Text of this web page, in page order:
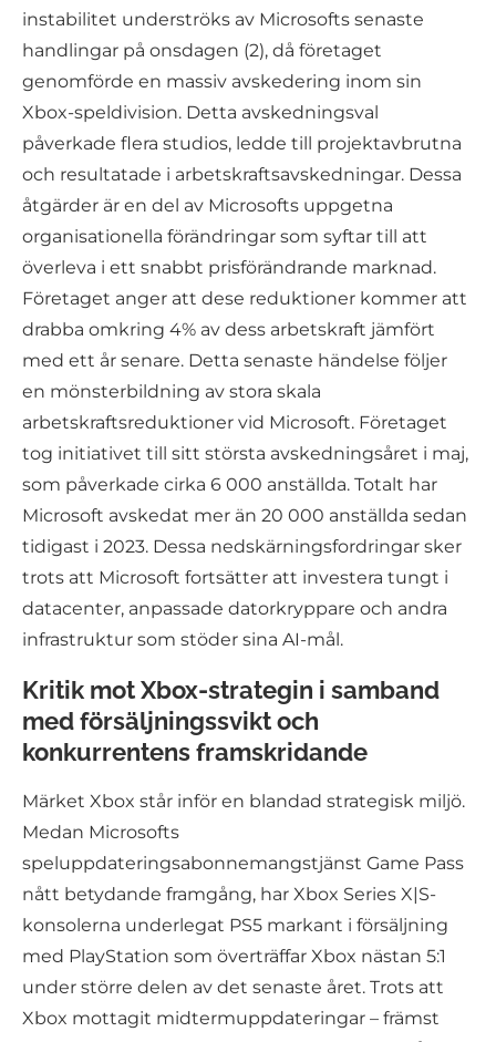
instabilitet underströks av Microsofts senaste
handlingar på onsdagen (2), då företaget
genomförde en massiv avskedering inom sin
Xbox-speldivision. Detta avskedningsval
påverkade flera studios, ledde till projektavbrutna
och resultatade i arbetskraftsavskedningar. Dessa
åtgärder är en del av Microsofts uppgetna
organisationella förändringar som syftar till att
överleva i ett snabbt prisförändrande marknad.
Företaget anger att dese reduktioner kommer att
drabba omkring 4% av dess arbetskraft jämfört
med ett år senare. Detta senaste händelse följer
en mönsterbildning av stora skala
arbetskraftsreduktioner vid Microsoft. Företaget
tog initiativet till sitt största avskedningsåret i maj,
som påverkade cirka 6 000 anställda. Totalt har
Microsoft avskedat mer än 20 000 anställda sedan
tidigast i 2023. Dessa nedskärningsfordringar sker
trots att Microsoft fortsätter att investera tungt i
datacenter, anpassade datorkryppare och andra
infrastruktur som stöder sina AI-mål.
Kritik mot Xbox-strategin i samband
med försäljningssvikt och
konkurrentens framskridande
Märket Xbox står inför en blandad strategisk miljö.
Medan Microsofts
speluppdateringsabonnemangstjänst Game Pass
nått betydande framgång, har Xbox Series X|S-
konsolerna underlegat PS5 markant i försäljning
med PlayStation som överträffar Xbox nästan 5:1
under större delen av det senaste året. Trots att
Xbox mottagit midtermuppdateringar – främst